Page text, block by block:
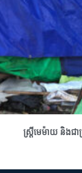
ស្រ្តីមេម៉ាយ និងជ